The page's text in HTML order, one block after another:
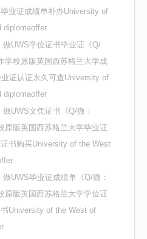
业证成绩单补办University of
diplomaoffer
做UWS学位证书毕业证《Q/
学校原版英国西苏格兰大学成
证认证永久可查University of
diplomaoffer
做UWS文凭证书《Q/微：
原版英国西苏格兰大学毕业证
书购买University of the West
做UWS毕业证成绩单《Q/微：
原版英国西苏格兰大学学位证
University of the West of